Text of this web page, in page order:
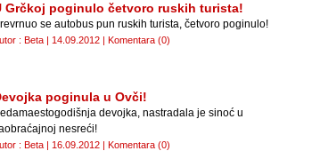
Grčkoj poginulo četvoro ruskih turista!
se autobus pun ruskih turista, četvoro poginulo!
: Beta | 14.09.2012 | Komentara (0)
poginula u Ovči!
devojka, nastradala je sinoć u
nesreći!
: Beta | 16.09.2012 | Komentara (0)